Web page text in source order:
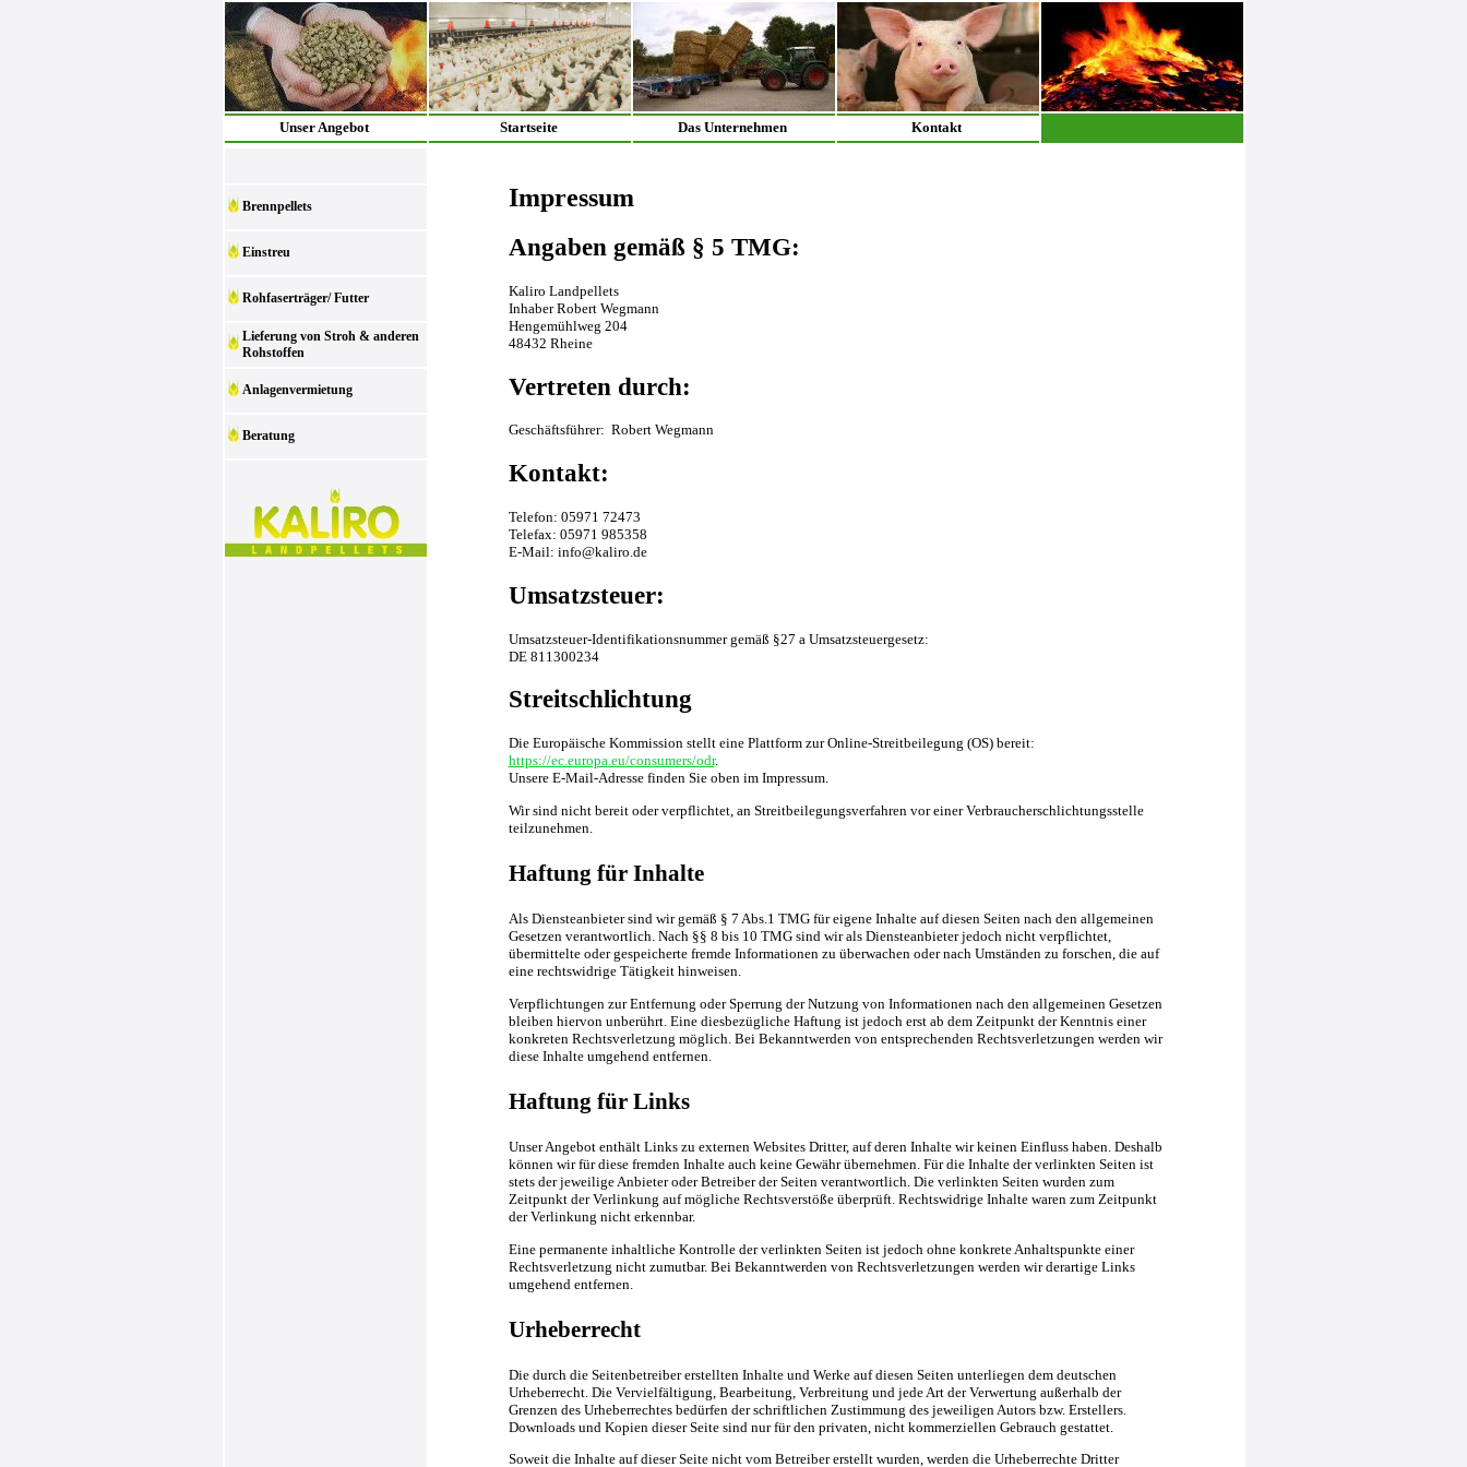
Unser Angebot Startseite Das Unternehmen Kontakt
Brennpellets
Einstreu
Rohfaserträger/ Futter
Lieferung von Stroh & anderen
Rohstoffen
Anlagenvermietung
Beratung
Impressum
Angaben gemäß § 5 TMG:
Kaliro Landpellets
Inhaber Robert Wegmann
Hengemühlweg 204
48432 Rheine
Vertreten durch:
Geschäftsführer: Robert Wegmann
Kontakt:
Telefon: 05971 72473
Telefax: 05971 985358
E-Mail: info@kaliro.de
Umsatzsteuer:
Umsatzsteuer-Identifikationsnummer gemäß §27 a Umsatzsteuergesetz:
DE 811300234
Streitschlichtung
Die Europäische Kommission stellt eine Plattform zur Online-Streitbeilegung (OS) bereit:
https://ec.europa.eu/consumers/odr.
Unsere E-Mail-Adresse finden Sie oben im Impressum.
Wir sind nicht bereit oder verpflichtet, an Streitbeilegungsverfahren vor einer Verbraucherschlichtungsstelle
teilzunehmen.
Haftung für Inhalte
Als Diensteanbieter sind wir gemäß § 7 Abs.1 TMG für eigene Inhalte auf diesen Seiten nach den allgemeinen
Gesetzen verantwortlich. Nach §§ 8 bis 10 TMG sind wir als Diensteanbieter jedoch nicht verpflichtet,
übermittelte oder gespeicherte fremde Informationen zu überwachen oder nach Umständen zu forschen, die auf
eine rechtswidrige Tätigkeit hinweisen.
Verpflichtungen zur Entfernung oder Sperrung der Nutzung von Informationen nach den allgemeinen Gesetzen
bleiben hiervon unberührt. Eine diesbezügliche Haftung ist jedoch erst ab dem Zeitpunkt der Kenntnis einer
konkreten Rechtsverletzung möglich. Bei Bekanntwerden von entsprechenden Rechtsverletzungen werden wir
diese Inhalte umgehend entfernen.
Haftung für Links
Unser Angebot enthält Links zu externen Websites Dritter, auf deren Inhalte wir keinen Einfluss haben. Deshalb
können wir für diese fremden Inhalte auch keine Gewähr übernehmen. Für die Inhalte der verlinkten Seiten ist
stets der jeweilige Anbieter oder Betreiber der Seiten verantwortlich. Die verlinkten Seiten wurden zum
Zeitpunkt der Verlinkung auf mögliche Rechtsverstöße überprüft. Rechtswidrige Inhalte waren zum Zeitpunkt
der Verlinkung nicht erkennbar.
Eine permanente inhaltliche Kontrolle der verlinkten Seiten ist jedoch ohne konkrete Anhaltspunkte einer
Rechtsverletzung nicht zumutbar. Bei Bekanntwerden von Rechtsverletzungen werden wir derartige Links
umgehend entfernen.
Urheberrecht
Die durch die Seitenbetreiber erstellten Inhalte und Werke auf diesen Seiten unterliegen dem deutschen
Urheberrecht. Die Vervielfältigung, Bearbeitung, Verbreitung und jede Art der Verwertung außerhalb der
Grenzen des Urheberrechtes bedürfen der schriftlichen Zustimmung des jeweiligen Autors bzw. Erstellers.
Downloads und Kopien dieser Seite sind nur für den privaten, nicht kommerziellen Gebrauch gestattet.
Soweit die Inhalte auf dieser Seite nicht vom Betreiber erstellt wurden, werden die Urheberrechte Dritter